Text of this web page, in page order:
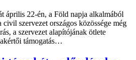
április 22-én, a Föld napja alkalmából
szervezet országos közössége még
a szervezet alapítójának ötlete
támogatás…